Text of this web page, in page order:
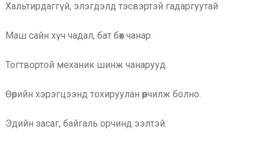
Хальтирдаггүй, элэгдэлд тэсвэртэй гадаргуутай
Маш сайн хүч чадал, бат бөх чанар.
Тогтвортой механик шинж чанарууд.
Өөрийн хэрэгцээнд тохируулан өөрчилж болно.
Эдийн засаг, байгаль орчинд ээлтэй.